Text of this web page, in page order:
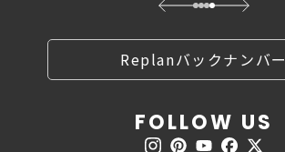
Replanバックナンバー
FOLLOW US